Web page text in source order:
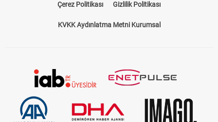
Çerez Politikası Gizlilik Politikası
KVKK Aydınlatma Metni Kurumsal